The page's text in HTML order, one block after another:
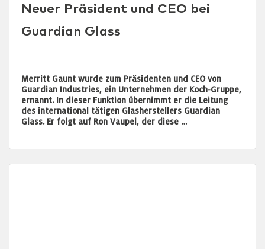
Neuer Präsident und CEO bei
Guardian Glass
Merritt Gaunt wurde zum Präsidenten und CEO von
Guardian Industries, ein Unternehmen der Koch-Gruppe,
ernannt. In dieser Funktion übernimmt er die Leitung
des international tätigen Glasherstellers Guardian
Glass. Er folgt auf Ron Vaupel, der diese …